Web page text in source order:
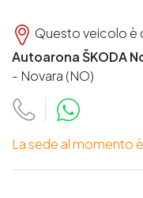
Questo veicolo è
Autoarona ŠKODA
- Novara (NO)
La sede al momento